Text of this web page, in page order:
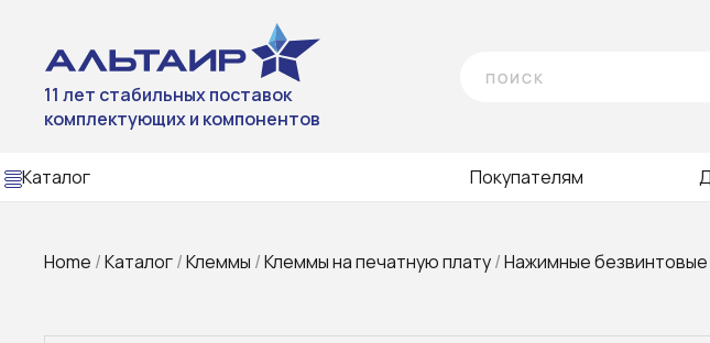
11 лет стабильных поставок
комплектующих и компонентов
Каталог Покупателям
Home /Каталог/Клеммы /Клеммы на печатную плату/Нажимные